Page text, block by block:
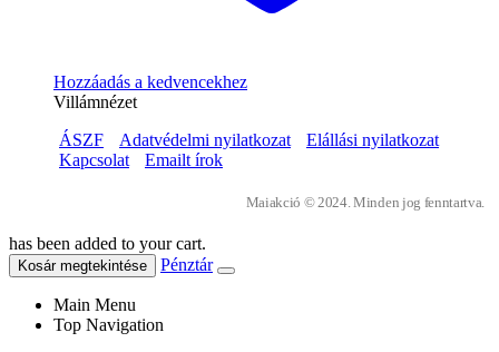
Hozzáadás a kedvencekhez
Villámnézet
ÁSZF
Adatvédelmi nyilatkozat
Elállási nyilatkozat
Kapcsolat
Emailt írok
Maiakció © 2024. Minden jog fenntartva.
has been added to your cart.
Kosár megtekintése Pénztár
Main Menu
Top Navigation